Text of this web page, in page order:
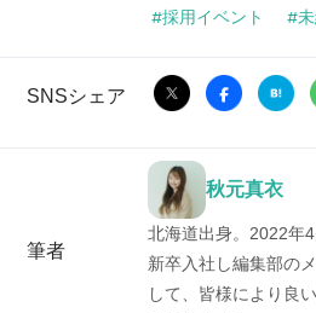
採用イベント
SNSシェア
筆者
秋元真衣
北海道出身。2022年
新卒入社し編集部の
して、皆様により良